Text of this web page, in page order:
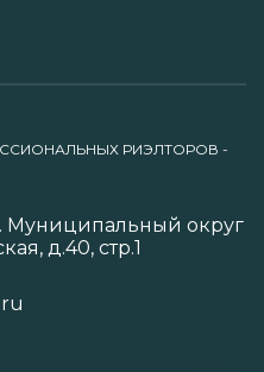
РИЭЛТОРОВ -
Муниципальный округ
д.40, стр.1